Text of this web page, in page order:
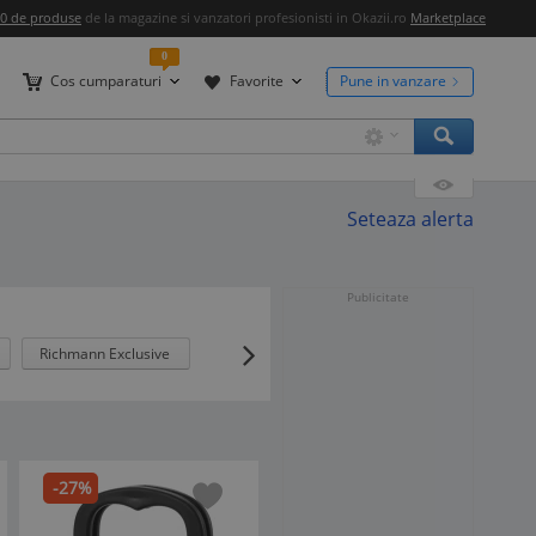
de produse de la magazine si vanzatori profesionisti in Okazii.ro Marketplace
Cos cumparaturi
0
Favorite Pune in vanzare
Seteaza alerta
Richmann Exclusive
-27%
Publicitate